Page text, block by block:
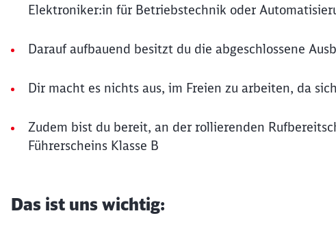
Elektroniker:in für Betriebstechnik oder
Darauf aufbauend besitzt du die abgeschlossene
Dir macht es nichts aus, im Freien zu arbeiten, da
Zudem bist du bereit, an der rollierenden
Führerscheins Klasse B
Das ist uns wichtig: